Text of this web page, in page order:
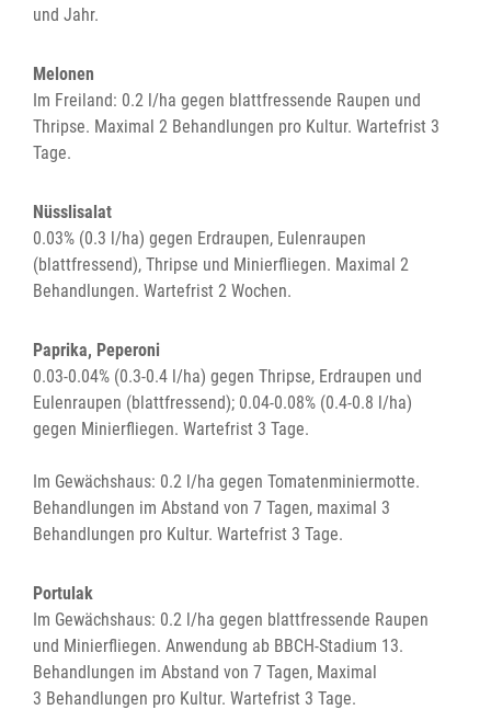
und Jahr.
Melonen
Im Freiland: 0.2 l/ha gegen blattfressende Raupen und
Thripse. Maximal 2 Behandlungen pro Kultur. Wartefrist 3
Tage.
Nüsslisalat
0.03% (0.3 l/ha) gegen Erdraupen, Eulenraupen
(blattfressend), Thripse und Minierfliegen. Maximal 2
Behandlungen. Wartefrist 2 Wochen.
Paprika, Peperoni
0.03-0.04% (0.3-0.4 l/ha) gegen Thripse, Erdraupen und
Eulenraupen (blattfressend); 0.04-0.08% (0.4-0.8 l/ha)
gegen Minierfliegen. Wartefrist 3 Tage.
Im Gewächshaus: 0.2 l/ha gegen Tomatenminiermotte.
Behandlungen im Abstand von 7 Tagen, maximal 3
Behandlungen pro Kultur. Wartefrist 3 Tage.
Portulak
Im Gewächshaus: 0.2 l/ha gegen blattfressende Raupen
und Minierfliegen. Anwendung ab BBCH-Stadium 13.
Behandlungen im Abstand von 7 Tagen, Maximal
3 Behandlungen pro Kultur. Wartefrist 3 Tage.